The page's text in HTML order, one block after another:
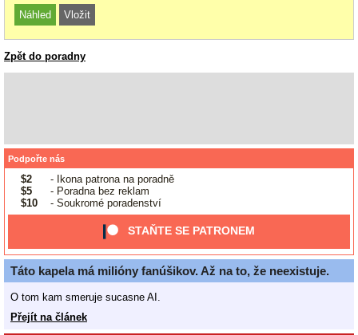
Zpět do poradny
Podpořte nás
$2
- Ikona patrona na poradně
$5
- Poradna bez reklam
$10
- Soukromé poradenství
STAŇTE SE PATRONEM
Táto kapela má milióny fanúšikov. Až na to, že neexistuje.
O tom kam smeruje sucasne AI.
Přejít na článek